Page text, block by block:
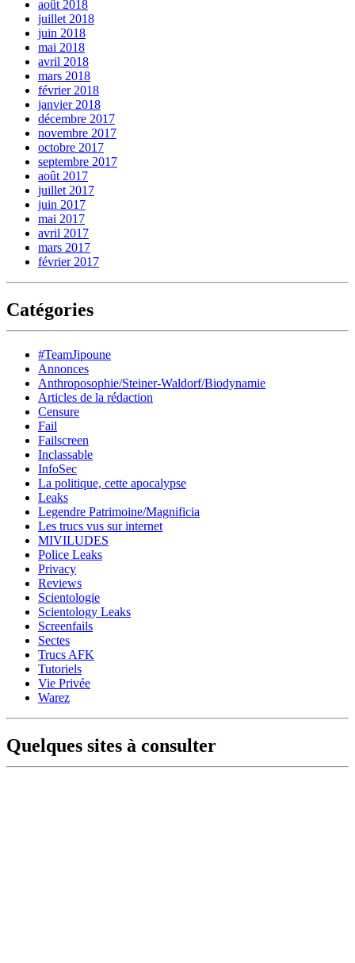
août 2018
juillet 2018
juin 2018
mai 2018
avril 2018
mars 2018
février 2018
janvier 2018
décembre 2017
novembre 2017
octobre 2017
septembre 2017
août 2017
juillet 2017
juin 2017
mai 2017
avril 2017
mars 2017
février 2017
Catégories
#TeamJipoune
Annonces
Anthroposophie/Steiner-Waldorf/Biodynamie
Articles de la rédaction
Censure
Fail
Failscreen
Inclassable
InfoSec
La politique, cette apocalypse
Leaks
Legendre Patrimoine/Magnificia
Les trucs vus sur internet
MIVILUDES
Police Leaks
Privacy
Reviews
Scientologie
Scientology Leaks
Screenfails
Sectes
Trucs AFK
Tutoriels
Vie Privée
Warez
Quelques sites à consulter